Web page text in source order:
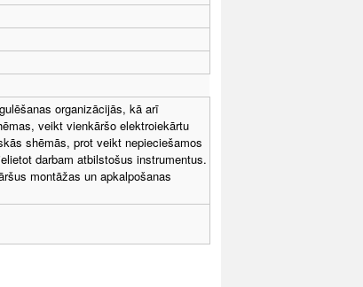
organizācijās, kā arī
veikt vienkāršo elektroiekārtu
shēmās, prot veikt nepieciešamos
darbam atbilstošus instrumentus.
montāžas un apkalpošanas